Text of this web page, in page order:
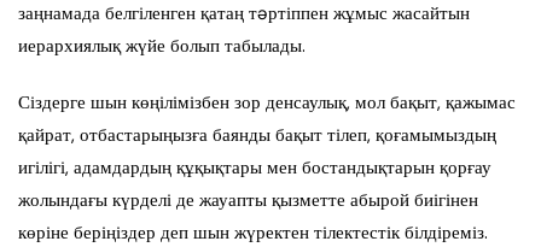
заңнамада белгіленген қатаң тəртіппен жұмыс жасайтын
иерархиялық жүйе болып табылады.
Сіздерге шын көңілімізбен зор денсаулық, мол бақыт, қажымас
қайрат, отбастарыңызға баянды бақыт тілеп, қоғамымыздың
игілігі, адамдардың құқықтары мен бостандықтарын қорғау
жолындағы күрделі де жауапты қызметте абырой биігінен
көріне беріңіздер деп шын жүректен тілектестік білдіреміз.